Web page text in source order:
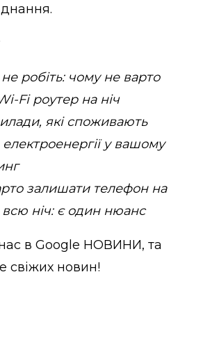
робіть: чому не варто
Fi роутер на ніч
які споживають
у вашому
залишати телефон на
всю ніч: є один нюанс
в Google НОВИНИ, та
свіжих новин!